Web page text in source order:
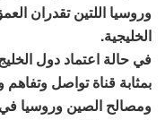
وروسيا اللتين تقدران
الخليجية.
في حالة اعتماد دول
بمثابة قناة تواصل وتفاهم
ومصالح الصين وروسيا في